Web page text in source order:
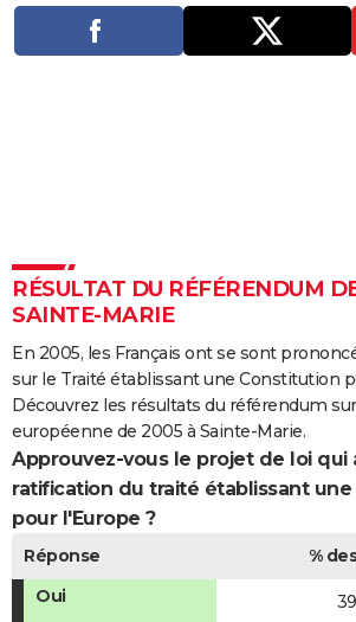
Destinations
Voyage nature
Voyage de noces
Dictionnaire
Biographies
Citations
Expressions
Proverbes
PROGRAMME TV
COPAINS D'AVANT
S'inscrire
Se connecter
Lycées
Collèges
Primaires
Universités
Entreprises
Service militaire
Avis de recherche
AVIS DE DÉCÈS
FORUM
Bricolage
Lifestyle
Culture
Sport
Auto
Television
Voyage
Cinema
RÉSULTAT DU RÉFÉRENDUM
SAINTE-MARIE
En 2005, les Français ont se sont
sur le Traité établissant une Constitution
Découvrez les résultats du référendum
européenne de 2005 à Sainte-Marie.
Approuvez-vous le projet de loi qui
ratification du traité établissant
pour l'Europe ?
Réponse %
Oui